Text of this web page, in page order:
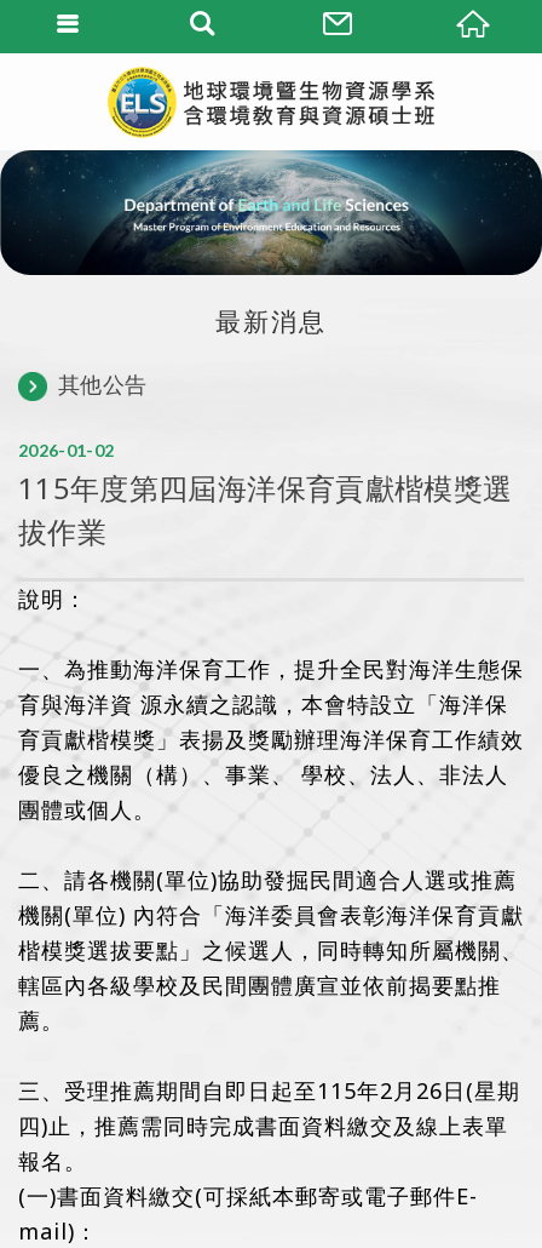
最新消息
其他公告
02
01
2026
115年度第四屆海洋保育貢獻楷模獎選
拔作業
說明：
一、為推動海洋保育工作，提升全民對海洋生態保
育與海洋資 源永續之認識，本會特設立「海洋保
育貢獻楷模獎」表揚及獎勵辦理海洋保育工作績效
優良之機關（構）、事業、 學校、法人、非法人
團體或個人。
二、請各機關(單位)協助發掘民間適合人選或推薦
機關(單位) 內符合「海洋委員會表彰海洋保育貢獻
楷模獎選拔要點」之候選人，同時轉知所屬機關、
轄區內各級學校及民間團體廣宣並依前揭要點推
薦。
三、受理推薦期間自即日起至115年2月26日(星期
四)止，推薦需同時完成書面資料繳交及線上表單
報名。
(一)書面資料繳交(可採紙本郵寄或電子郵件E-
mail)：